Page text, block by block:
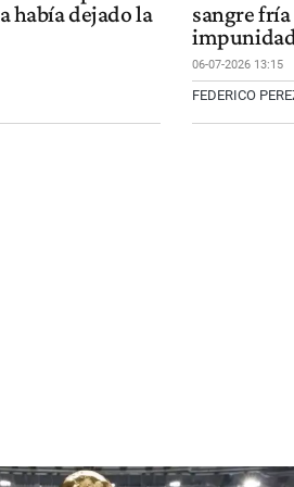
había dejado la
sangre
06-07-2026 13:15
FEDERICO